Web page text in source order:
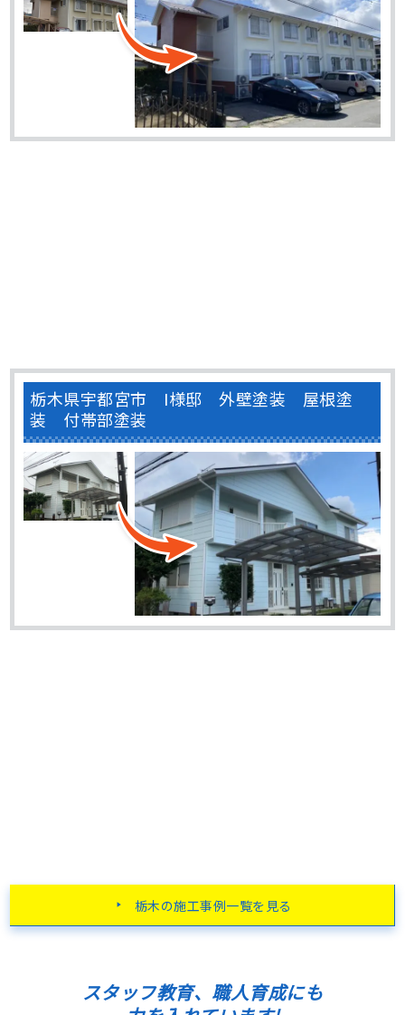
栃木県宇都宮市 I様邸 外壁塗装 屋根塗
装 付帯部塗装
栃木の施工事例一覧を見る
スタッフ教育、職人育成にも